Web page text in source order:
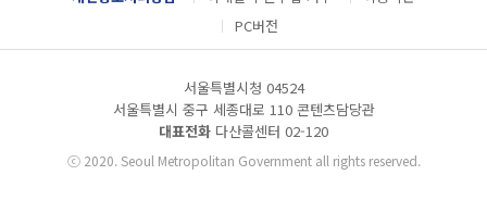
e
l
운
드
PC버전
서울특별시청 04524
서울특별시 중구 세종대로 110 콘텐츠담당관
대표전화 다산콜센터 02-120
ⓒ2020. Seoul Metropolitan Government all rights reserved.